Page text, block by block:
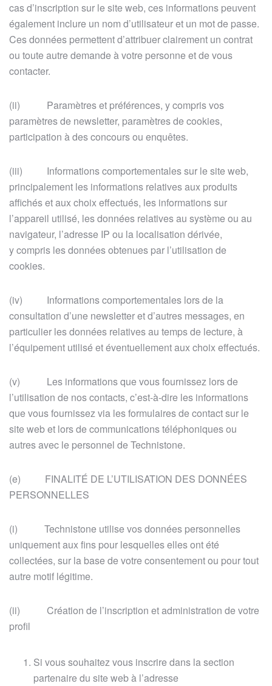
cas d’inscription sur le site web, ces informations peuvent
également inclure un nom d’utilisateur et un mot de passe.
Ces données permettent d’attribuer clairement un contrat
ou toute autre demande à votre personne et de vous
contacter.
(ii) Paramètres et préférences, y compris vos
paramètres de newsletter, paramètres de cookies,
participation à des concours ou enquêtes.
(iii) Informations comportementales sur le site web,
principalement les informations relatives aux produits
affichés et aux choix effectués, les informations sur
l’appareil utilisé, les données relatives au système ou au
navigateur, l’adresse IP ou la localisation dérivée,
y compris les données obtenues par l’utilisation de
cookies.
(iv) Informations comportementales lors de la
consultation d’une newsletter et d’autres messages, en
particulier les données relatives au temps de lecture, à
l’équipement utilisé et éventuellement aux choix effectués.
(v) Les informations que vous fournissez lors de
l’utilisation de nos contacts, c’est-à-dire les informations
que vous fournissez via les formulaires de contact sur le
site web et lors de communications téléphoniques ou
autres avec le personnel de Technistone.
(e) FINALITÉ DE L’UTILISATION DES DONNÉES
PERSONNELLES
(i) Technistone utilise vos données personnelles
uniquement aux fins pour lesquelles elles ont été
collectées, sur la base de votre consentement ou pour tout
autre motif légitime.
(ii) Création de l’inscription et administration de votre
profil
Si vous souhaitez vous inscrire dans la section
partenaire du site web à l’adresse